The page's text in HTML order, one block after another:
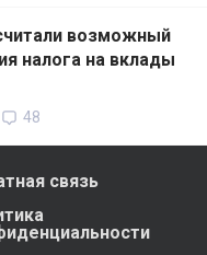
возможный
налога на вклады
48
связь